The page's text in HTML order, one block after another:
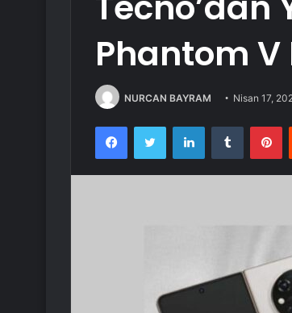
Phantom V
NURCAN BAYRAM Nisan 17,
FacebookTwitter LinkedInTumblr